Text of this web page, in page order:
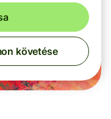
követése